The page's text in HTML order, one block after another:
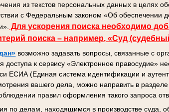
из текстов персональных данных в целях
с Федеральным законом «Об обеспечении
Для ускорения поиска необходимо
поиска – например, «Суд
возможно задавать вопросы, связанные с
к сервису «Электронное правосудие»
ЕСИА (Единая система идентификации и
вашего дела, можно направить в
правил оформления такого запроса
по делам, находящимся в производстве суда,